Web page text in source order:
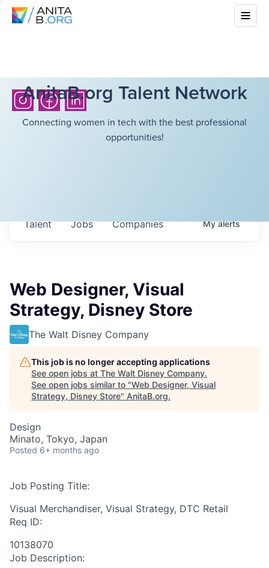
AnitaB.org Talent Network
Connecting women in tech with the best professional
opportunities!
Jobs Companies
Talent Myalerts
Web Designer, Visual
Strategy, Disney Store
The Walt Disney Company
This job is no longer accepting applications
See open jobs at The Walt Disney Company.
See open jobs similar to "Web Designer, Visual
Strategy, Disney Store" AnitaB.org.
Design
Minato, Tokyo, Japan
Posted 6+ months ago
Job Posting Title:
Visual Merchandiser, Visual Strategy, DTC Retail
Req ID:
10138070
Job Description: